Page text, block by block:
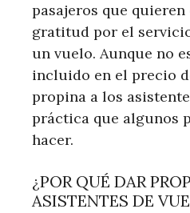
pasajeros que quieren
gratitud por el
un vuelo. Aunque no
incluido en el precio
propina a los
práctica que algunos
hacer.
¿POR QUÉ DAR
ASISTENTES DE